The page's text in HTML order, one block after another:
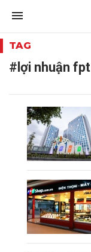
TAG
#lợi nhuận fpt